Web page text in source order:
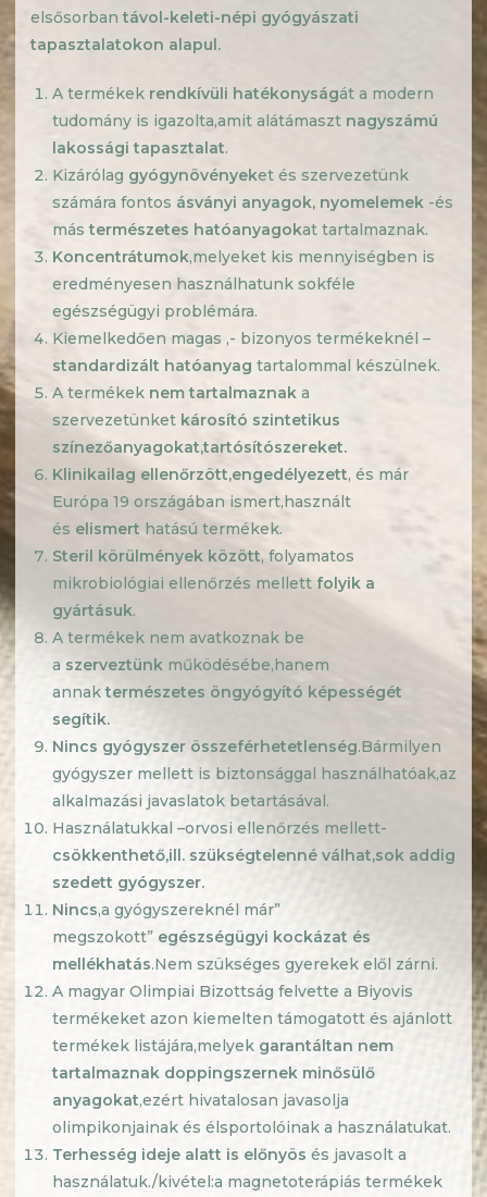
elsősorbantávol-keleti-népi gyógyászati
tapasztalatokon alapul.
A termékek rendkívüli hatékonyságát a modern
tudomány is igazolta,amit alátámaszt nagyszámú
lakossági tapasztalat.
Kizárólag gyógynövényeket és szervezetünk
számára fontos ásványi anyagok, nyomelemek -és
más természetes hatóanyagokat tartalmaznak.
Koncentrátumok,melyeket kis mennyiségben is
eredményesen használhatunk sokféle
egészségügyi problémára.
Kiemelkedően magas ,- bizonyos termékeknél –
standardizált hatóanyag tartalommal készülnek.
A termékek nem tartalmaznak a
szervezetünket károsító szintetikus
színezőanyagokat,tartósítószereket.
Klinikailag ellenőrzött,engedélyezett, és már
Európa 19 országában ismert,használt
és elismert hatású termékek.
Steril körülmények között, folyamatos
mikrobiológiai ellenőrzés mellett folyik a
gyártásuk.
A termékek nem avatkoznak be
a szerveztünk működésébe,hanem
annaktermészetes öngyógyító képességét
segítik.
Nincs gyógyszer összeférhetetlenség.Bármilyen
gyógyszer mellett is biztonsággal használhatóak,az
alkalmazási javaslatok betartásával.
Használatukkal –orvosi ellenőrzés mellett-
csökkenthető,ill. szükségtelenné válhat,sok addig
szedett gyógyszer.
Nincs,a gyógyszereknél már”
megszokott” egészségügyi kockázat és
mellékhatás.Nem szükséges gyerekek elől zárni.
A magyar Olimpiai Bizottság felvette a Biyovis
termékeket azon kiemelten támogatott és ajánlott
termékek listájára,melyek garantáltan nem
tartalmaznak doppingszernek minősülő
anyagokat,ezért hivatalosan javasolja
olimpikonjainak és élsportolóinak a használatukat.
Terhesség ideje alatt is előnyös és javasolt a
használatuk./kivétel:a magnetoterápiás termékek